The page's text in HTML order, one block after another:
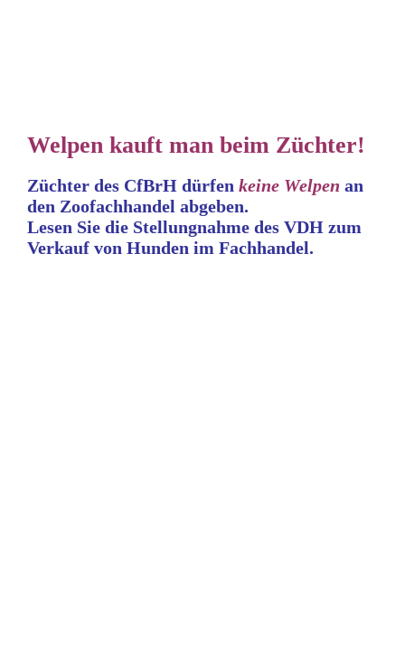
Welpen kauft man beim Züchter!
Züchter des CfBrH dürfen keine Welpen an
den Zoofachhandel abgeben.
Lesen Sie die Stellungnahme des VDH zum
Verkauf von Hunden im Fachhandel.